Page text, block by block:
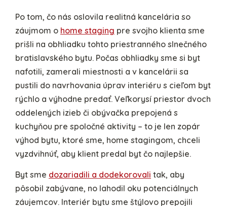
Po tom, čo nás oslovila realitná kancelária so
záujmom o home staging pre svojho klienta sme
prišli na obhliadku tohto priestranného slnečného
bratislavského bytu. Počas obhliadky sme si byt
nafotili, zamerali miestnosti a v kancelárii sa
pustili do navrhovania úprav interiéru s cieľom byt
rýchlo a výhodne predať. Veľkorysí priestor dvoch
oddelených izieb či obývačka prepojená s
kuchyňou pre spoločné aktivity – to je len zopár
výhod bytu, ktoré sme, home stagingom, chceli
vyzdvihnúť, aby klient predal byt čo najlepšie.
Byt sme dozariadili a dodekorovali tak, aby
pôsobil zabývane, no lahodil oku potenciálnych
záujemcov. Interiér bytu sme štýlovo prepojili